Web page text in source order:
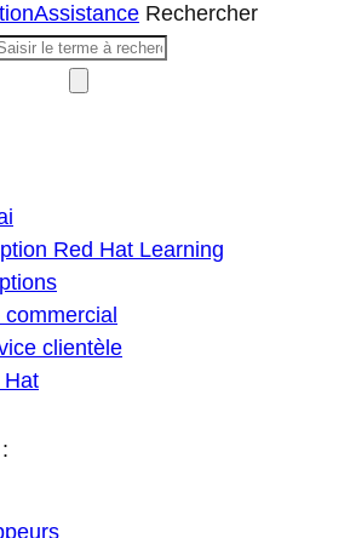
Assistance Rechercher
Red Hat Learning
clientèle
Hat